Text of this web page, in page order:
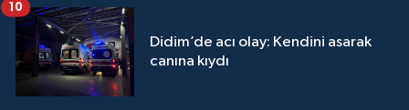
Didim’de acı olay: Kendini asarak
canına kıydı
10